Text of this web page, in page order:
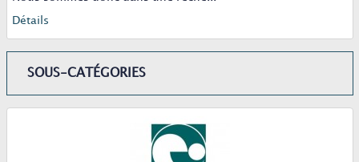
Détails
SOUS-CATÉGORIES